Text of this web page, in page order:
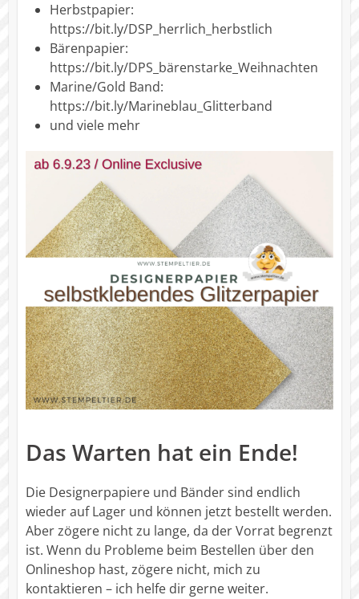
Herbstpapier:
https://bit.ly/DSP_herrlich_herbstlich
Bärenpapier:
https://bit.ly/DPS_bärenstarke_Weihnachten
Marine/Gold Band:
https://bit.ly/Marineblau_Glitterband
und viele mehr
Das Warten hat ein Ende!
Die Designerpapiere und Bänder sind endlich
wieder auf Lager und können jetzt bestellt werden.
Aber zögere nicht zu lange, da der Vorrat begrenzt
ist. Wenn du Probleme beim Bestellen über den
Onlineshop hast, zögere nicht, mich zu
kontaktieren – ich helfe dir gerne weiter.